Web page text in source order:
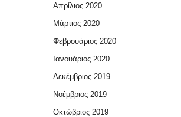
Απρίλιος 2020
Μάρτιος 2020
Φεβρουάριος 2020
Ιανουάριος 2020
Δεκέμβριος 2019
Νοέμβριος 2019
Οκτώβριος 2019